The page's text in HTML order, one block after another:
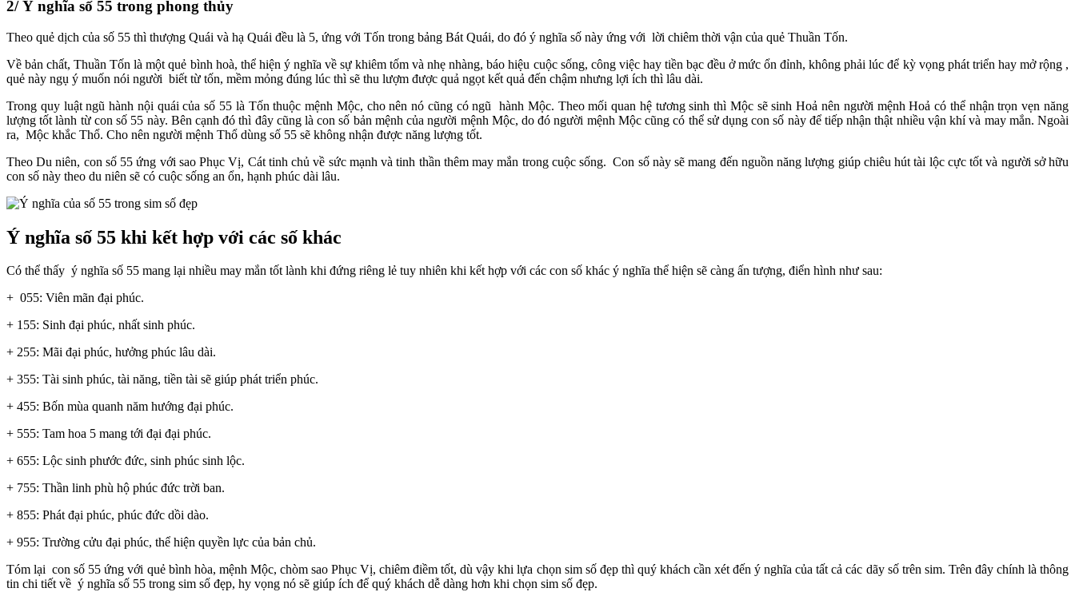
2/ Ý nghĩa số 55 trong phong thủy
Theo quẻ dịch của số 55 thì thượng Quái và hạ Quái đều là 5, ứng với Tốn trong bảng Bát Quái, do đó ý nghĩa số này ứng với lời chiêm thời vận của quẻ Thuần Tốn.
Về bản chất, Thuần Tốn là một quẻ bình hoà, thể hiện ý nghĩa về sự khiêm tốm và nhẹ nhàng, báo hiệu cuộc sống, công việc hay tiền bạc đều ở mức ổn đỉnh, không phải lúc để kỳ vọng phát triển hay mở rộng ,
quẻ này ngụ ý muốn nói người biết từ tốn, mềm mỏng đúng lúc thì sẽ thu lượm được quả ngọt kết quả đến chậm nhưng lợi ích thì lâu dài.
Trong quy luật ngũ hành nội quái của số 55 là Tốn thuộc mệnh Mộc, cho nên nó cũng có ngũ hành Mộc. Theo mối quan hệ tương sinh thì Mộc sẽ sinh Hoả nên người mệnh Hoả có thể nhận trọn vẹn năng
lượng tốt lành từ con số 55 này. Bên cạnh đó thì đây cũng là con số bản mệnh của người mệnh Mộc, do đó người mệnh Mộc cũng có thể sử dụng con số này để tiếp nhận thật nhiều vận khí và may mắn. Ngoài
ra, Mộc khắc Thổ. Cho nên người mệnh Thổ dùng số 55 sẽ không nhận được năng lượng tốt.
Theo Du niên, con số 55 ứng với sao Phục Vị, Cát tinh chủ về sức mạnh và tinh thần thêm may mắn trong cuộc sống. Con số này sẽ mang đến nguồn năng lượng giúp chiêu hút tài lộc cực tốt và người sở hữu
con số này theo du niên sẽ có cuộc sống an ổn, hạnh phúc dài lâu.
Ý nghĩa số 55 khi kết hợp với các số khác
Có thể thấy ý nghĩa số 55 mang lại nhiều may mắn tốt lành khi đứng riêng lẻ tuy nhiên khi kết hợp với các con số khác ý nghĩa thể hiện sẽ càng ấn tượng, điển hình như sau:
+ 055: Viên mãn đại phúc.
+ 155: Sinh đại phúc, nhất sinh phúc.
+ 255: Mãi đại phúc, hưởng phúc lâu dài.
+ 355: Tài sinh phúc, tài năng, tiền tài sẽ giúp phát triển phúc.
+ 455: Bốn mùa quanh năm hướng đại phúc.
+ 555: Tam hoa 5 mang tới đại đại phúc.
+ 655: Lộc sinh phước đức, sinh phúc sinh lộc.
+ 755: Thần linh phù hộ phúc đức trời ban.
+ 855: Phát đại phúc, phúc đức dồi dào.
+ 955: Trường cửu đại phúc, thể hiện quyền lực của bản chủ.
Tóm lại con số 55 ứng với quẻ bình hòa, mệnh Mộc, chòm sao Phục Vị, chiêm điềm tốt, dù vậy khi lựa chọn sim số đẹp thì quý khách cần xét đến ý nghĩa của tất cả các dãy số trên sim. Trên đây chính là thông
tin chi tiết về ý nghĩa số 55 trong sim số đẹp, hy vọng nó sẽ giúp ích để quý khách dễ dàng hơn khi chọn sim số đẹp.